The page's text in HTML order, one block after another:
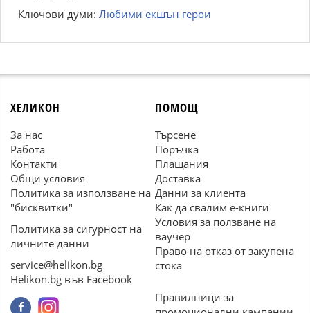
Ключови думи: Любими екшън герои
ХЕЛИКОН
За нас
Работа
Контакти
Общи условия
Политика за използване на
"бисквитки"
Политика за сигурност на
личните данни
service@helikon.bg
Helikon.bg във Facebook
ПОМОЩ
Търсене
Поръчка
Плащания
Доставка
Данни за клиента
Как да свалим е-книги
Условия за ползване на
ваучер
Право на отказ от закупена
стока
Правилници за